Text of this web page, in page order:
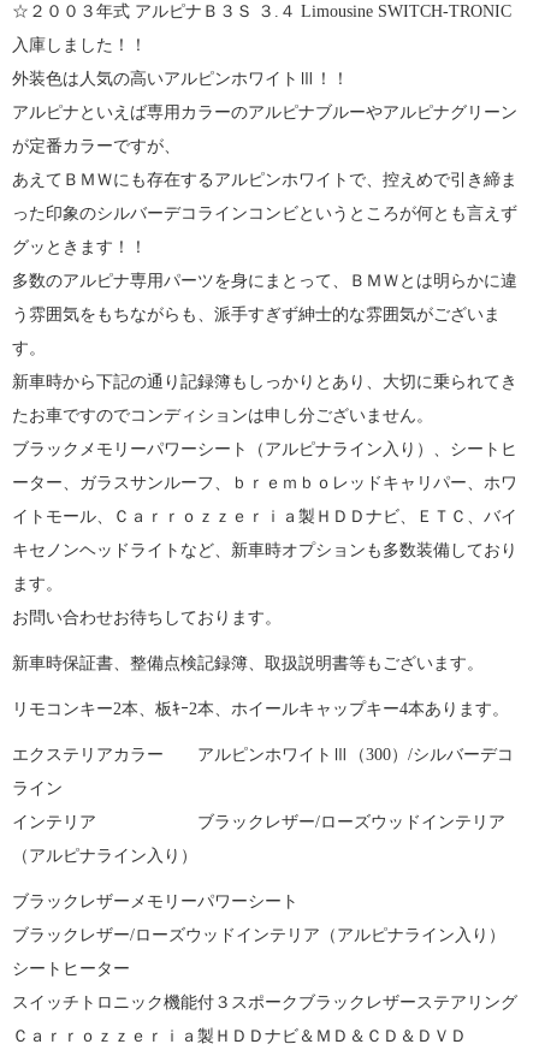
☆２００３年式 アルピナＢ３Ｓ ３.４ Limousine SWITCH-TRONIC
入庫しました！！
外装色は人気の高いアルピンホワイトⅢ！！
アルピナといえば専用カラーのアルピナブルーやアルピナグリーン
が定番カラーですが、
あえてＢＭＷにも存在するアルピンホワイトで、控えめで引き締ま
った印象のシルバーデコラインコンビというところが何とも言えず
グッときます！！
多数のアルピナ専用パーツを身にまとって、ＢＭＷとは明らかに違
う雰囲気をもちながらも、派手すぎず紳士的な雰囲気がございま
す。
新車時から下記の通り記録簿もしっかりとあり、大切に乗られてき
たお車ですのでコンディションは申し分ございません。
ブラックメモリーパワーシート（アルピナライン入り）、シートヒ
ーター、ガラスサンルーフ、ｂｒｅｍｂｏレッドキャリパー、ホワ
イトモール、Ｃａｒｒｏｚｚｅｒｉａ製ＨＤＤナビ、ＥＴＣ、バイ
キセノンヘッドライトなど、新車時オプションも多数装備しており
ます。
お問い合わせお待ちしております。
新車時保証書、整備点検記録簿、取扱説明書等もございます。
リモコンキー2本、板ｷｰ2本、ホイールキャップキー4本あります。
エクステリアカラー アルピンホワイトⅢ（300）/シルバーデコ
ライン
インテリア ブラックレザー/ローズウッドインテリア
（アルピナライン入り）
ブラックレザーメモリーパワーシート
ブラックレザー/ローズウッドインテリア（アルピナライン入り）
シートヒーター
スイッチトロニック機能付３スポークブラックレザーステアリング
Ｃａｒｒｏｚｚｅｒｉａ製ＨＤＤナビ＆ＭＤ＆ＣＤ＆ＤＶＤ